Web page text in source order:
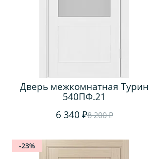
Дверь межкомнатная Турин
540ПФ.21
6 340 ₽8 200 ₽
-23%